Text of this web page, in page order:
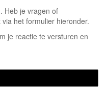
Heb je vragen of
het formulier hieronder.
je reactie te versturen en